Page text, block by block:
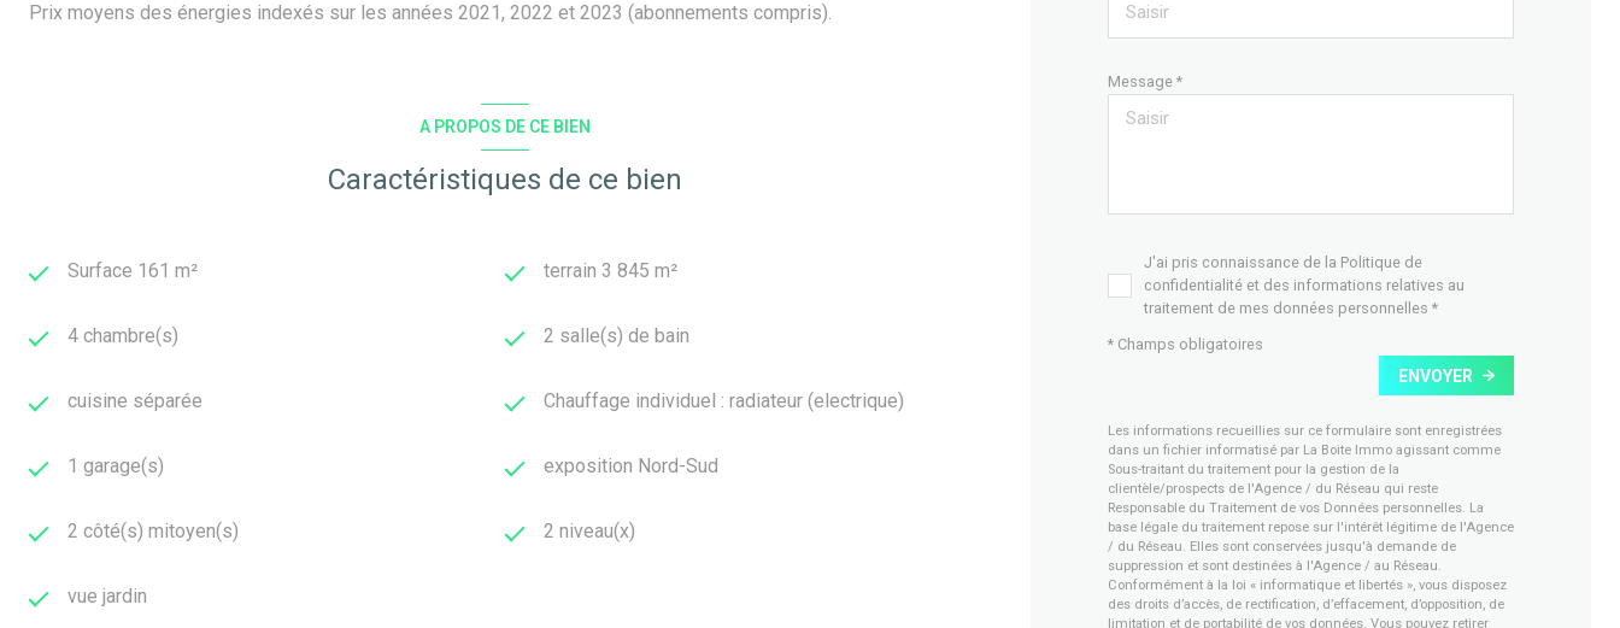
Prix moyens des énergies indexés sur les années 2021, 2022 et 2023 (abonnements compris).
A PROPOS DE CE BIEN
Caractéristiques de ce bien
Surface 161 m² terrain 3 845 m²
4 chambre(s) 2 salle(s) de bain
cuisine séparée Chauffage individuel : radiateur (electrique)
1 garage(s) exposition Nord-Sud
2 côté(s) mitoyen(s) 2 niveau(x)
vue jardin
Message *
J'ai pris connaissance de la Politique de
confidentialité et des informations relatives au
traitement de mes données personnelles *
* Champs obligatoires
ENVOYER
Les informations recueillies sur ce formulaire sont enregistrées
dans un fichier informatisé par La Boite Immo agissant comme
Sous-traitant du traitement pour la gestion de la
clientèle/prospects de l'Agence / du Réseau qui reste
Responsable du Traitement de vos Données personnelles. La
base légale du traitement repose sur l'intérêt légitime de l'Agence
/ du Réseau. Elles sont conservées jusqu'à demande de
suppression et sont destinées à l'Agence / au Réseau.
Conformément à la loi « informatique et libertés », vous disposez
des droits d’accès, de rectification, d’effacement, d’opposition, de
limitation et de portabilité de vos données. Vous pouvez retirer